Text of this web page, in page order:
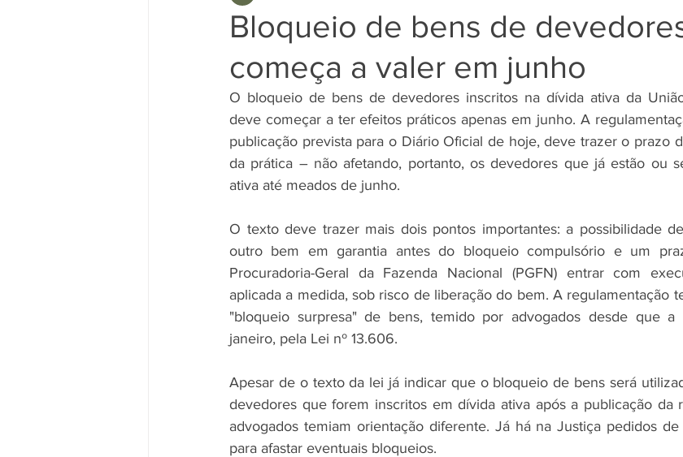
Bloqueio de bens de
começa a valer em junho
O bloqueio de bens de devedores inscritos na dívida ativa da
deve começar a ter efeitos práticos apenas em junho. A
publicação prevista para o Diário Oficial de hoje, deve trazer o prazo
da prática – não afetando, portanto, os devedores que já estão ou
ativa até meados de junho.
O texto deve trazer mais dois pontos importantes: a possibilidade
outro bem em garantia antes do bloqueio compulsório e um
Procuradoria-Geral da Fazenda Nacional (PGFN) entrar com
aplicada a medida, sob risco de liberação do bem. A regulamentação
"bloqueio surpresa" de bens, temido por advogados desde que
janeiro, pela Lei nº 13.606.
Apesar de o texto da lei já indicar que o bloqueio de bens será
devedores que forem inscritos em dívida ativa após a publicação da
advogados temiam orientação diferente. Já há na Justiça pedidos
para afastar eventuais bloqueios.